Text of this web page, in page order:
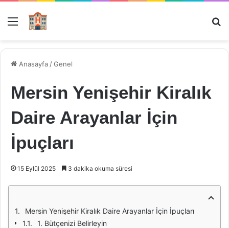
Menü
Anasayfa /Genel
Mersin Yenişehir Kiralık
Daire Arayanlar İçin
İpuçları
15 Eylül 2025 3 dakika okuma süresi
Mersin Yenişehir Kiralık Daire Arayanlar İçin İpuçları
1. Bütçenizi Belirleyin